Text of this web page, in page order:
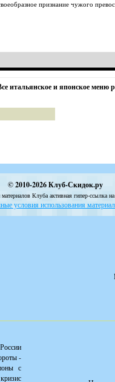
признание чужого
итальянское и японское меню
© 2010-2026 Клуб-Скидок.ру
Клуба активная гипер-ссылка на
условия использования
-
с